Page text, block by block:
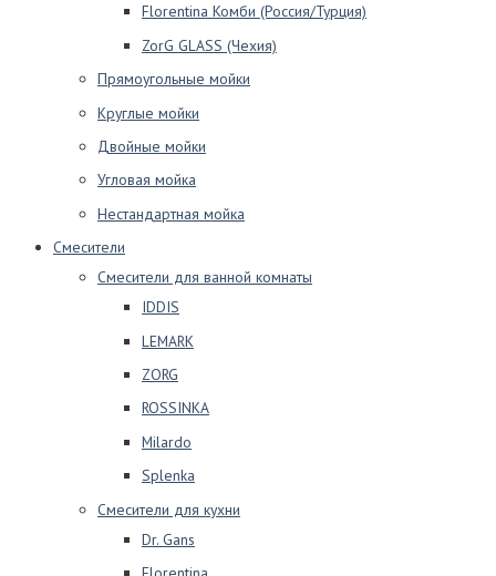
Florentina Комби (Россия/Турция)
ZorG GLASS (Чехия)
Прямоугольные мойки
Круглые мойки
Двойные мойки
Угловая мойка
Нестандартная мойка
Смесители
Смесители для ванной комнаты
IDDIS
LEMARK
ZORG
ROSSINKA
Milardo
Splenka
Смесители для кухни
Dr. Gans